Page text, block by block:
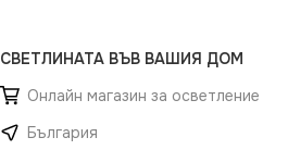
СВЕТЛИНАТА ВЪВ ВАШИЯ ДОМ
Онлайн магазин за осветление
България